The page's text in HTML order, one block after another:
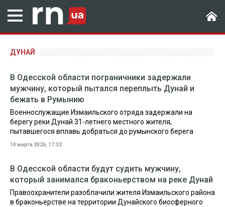
ДУНАЙ
В Одесской области пограничники задержали
мужчину, который пытался переплыть Дунай и
бежать в Румынию
Военнослужащие Измаильского отряда задержали на
берегу реки Дунай 31-летнего местного жителя,
пытавшегося вплавь добраться до румынского берега
10 марта 2026, 17:32
В Одесской области будут судить мужчину,
который занимался браконьерством на реке Дунай
Правоохранители разоблачили жителя Измаильского района
в браконьерстве на территории Дунайского биосферного